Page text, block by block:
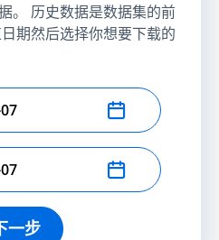
。 历史数据是数据集的前
期然后选择你想要下载的
一步